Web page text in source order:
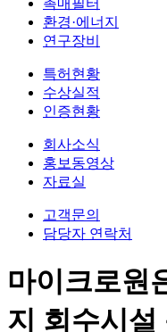
환경·에너지
연구장비
특허현황
수상실적
인증현황
회사소식
홍보동영상
자료실
고객문의
담당자 연락처
마이크로원
지 회수시설